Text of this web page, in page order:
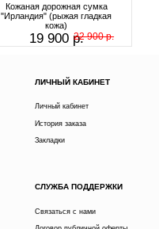
Кожаная дорожная сумка
"Ирландия" (рыжая гладкая
кожа)
19 900 р.22 900 р.
ЛИЧНЫЙ КАБИНЕТ
Личный кабинет
История заказа
Закладки
СЛУЖБА ПОДДЕРЖКИ
Связаться с нами